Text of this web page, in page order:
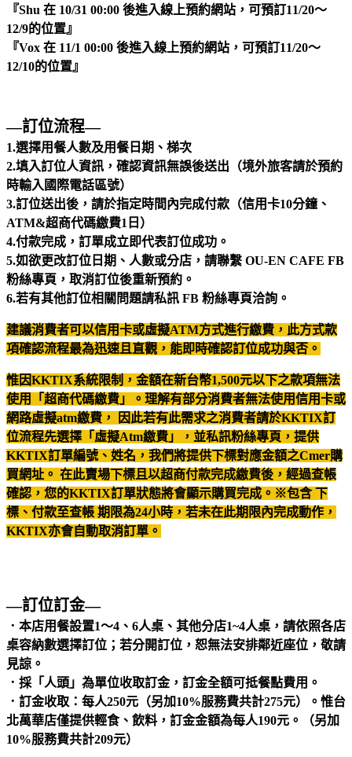
『Shu 在 10/31 00:00 後進入線上預約網站，可預訂11/20～
12/9的位置』
『Vox 在 11/1 00:00 後進入線上預約網站，可預訂11/20～
12/10的位置』
—訂位流程—
1.選擇用餐人數及用餐日期、梯次
2.填入訂位人資訊，確認資訊無誤後送出（境外旅客請於預約
時輸入國際電話區號）
3.訂位送出後，請於指定時間內完成付款（信用卡10分鐘、
ATM&超商代碼繳費1日）
4.付款完成，訂單成立即代表訂位成功。
5.如欲更改訂位日期、人數或分店，請聯繫 OU-EN CAFE FB
粉絲專頁，取消訂位後重新預約。
6.若有其他訂位相關問題請私訊 FB 粉絲專頁洽詢。
建議消費者可以信用卡或虛擬ATM方式進行繳費，此方式款
項確認流程最為迅速且直觀，能即時確認訂位成功與否。
惟因KKTIX系統限制，金額在新台幣1,500元以下之款項無法
使用「超商代碼繳費」。理解有部分消費者無法使用信用卡或
網路虛擬atm繳費， 因此若有此需求之消費者請於KKTIX訂
位流程先選擇「虛擬Atm繳費」，並私訊粉絲專頁，提供
KKTIX訂單編號、姓名，我們將提供下標對應金額之Cmer購
買網址。 在此賣場下標且以超商付款完成繳費後，經過查帳
確認，您的KKTIX訂單狀態將會顯示購買完成。※包含 下
標、付款至查帳 期限為24小時，若未在此期限內完成動作，
KKTIX亦會自動取消訂單。
—訂位訂金—
．本店用餐設置1～4、6人桌、其他分店1~4人桌，請依照各店
桌容納數選擇訂位；若分開訂位，恕無法安排鄰近座位，敬請
見諒。
．採「人頭」為單位收取訂金，訂金全額可抵餐點費用。
．訂金收取：每人250元（另加10%服務費共計275元）。惟台
北萬華店僅提供輕食、飲料，訂金金額為每人190元。（另加
10%服務費共計209元）